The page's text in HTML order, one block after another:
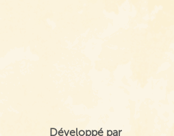
Développé par